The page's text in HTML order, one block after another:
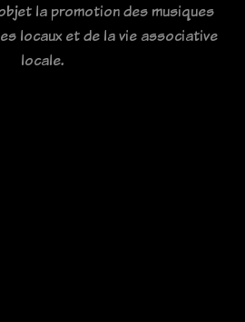
la promotion des musiques
locaux et de la vie associative
locale.